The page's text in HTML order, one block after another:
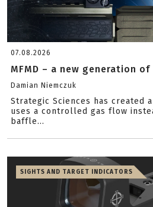
07.08.2026
MFMD – a new generation
Damian Niemczuk
Strategic Sciences has created
uses a controlled gas flow
baffle...
SIGHTS AND TARGET INDICATORS